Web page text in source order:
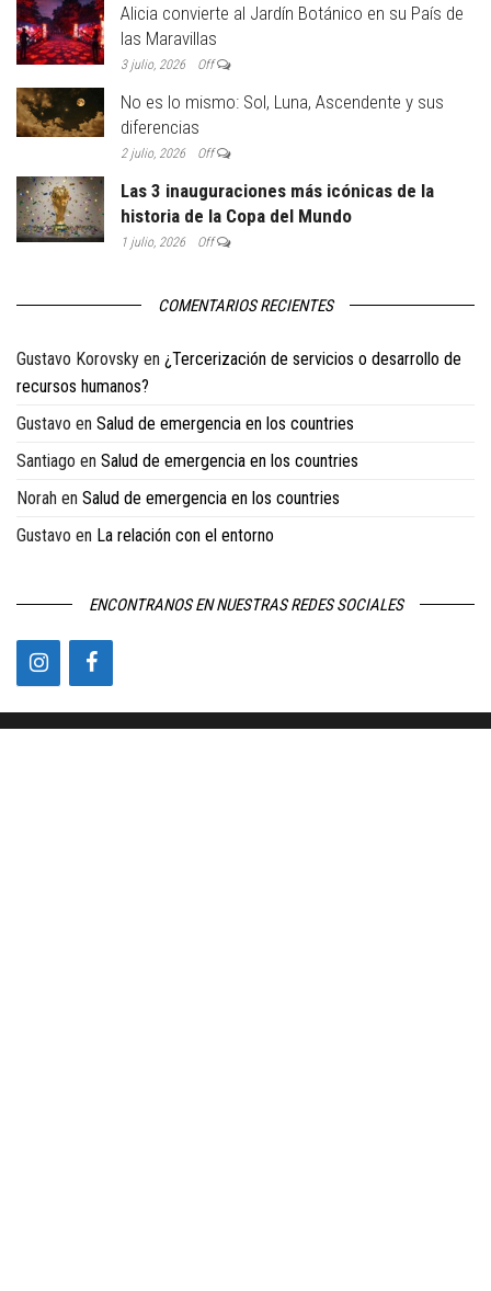
Alicia convierte al Jardín Botánico en su País de
las Maravillas
3 julio, 2026 Off
No es lo mismo: Sol, Luna, Ascendente y sus
diferencias
2 julio, 2026 Off
Las 3 inauguraciones más icónicas de la
historia de la Copa del Mundo
1 julio, 2026 Off
COMENTARIOS RECIENTES
Gustavo Korovsky en ¿Tercerización de servicios o desarrollo de
recursos humanos?
Gustavo en Salud de emergencia en los countries
Santiago en Salud de emergencia en los countries
Norah en Salud de emergencia en los countries
Gustavo en La relación con el entorno
ENCONTRANOS EN NUESTRAS REDES SOCIALES